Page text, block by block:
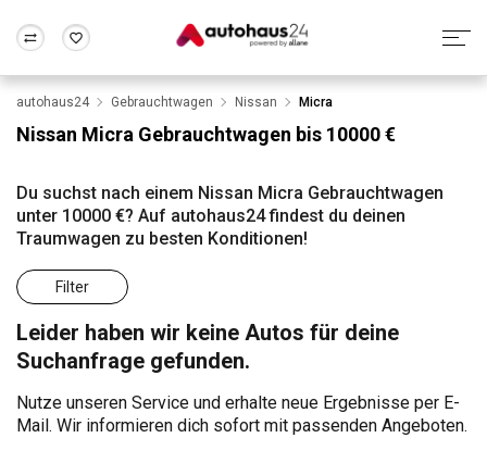
Wir bewerten dein Auto
Alle Fragen & Antworten
Rund um die Inzahlungnahme
Frankfurt Wuppertal
autohaus24 Gebrauchtwagen Nissan Micra
Nissan Micra Gebrauchtwagen bis 10000 €
Du suchst nach einem Nissan Micra Gebrauchtwagen
unter 10000 €? Auf autohaus24 findest du deinen
Traumwagen zu besten Konditionen!
Filter
Leider haben wir keine Autos für deine
Suchanfrage gefunden.
Nutze unseren Service und erhalte neue Ergebnisse per E-
Mail. Wir informieren dich sofort mit passenden Angeboten.